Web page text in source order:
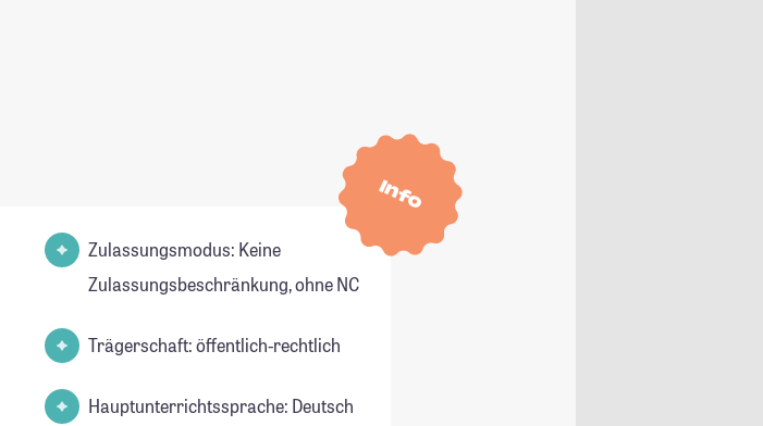
Info
Zulassungsmodus: Keine
Zulassungsbeschränkung, ohne NC
Trägerschaft: öffentlich-rechtlich
Hauptunterrichtssprache: Deutsch